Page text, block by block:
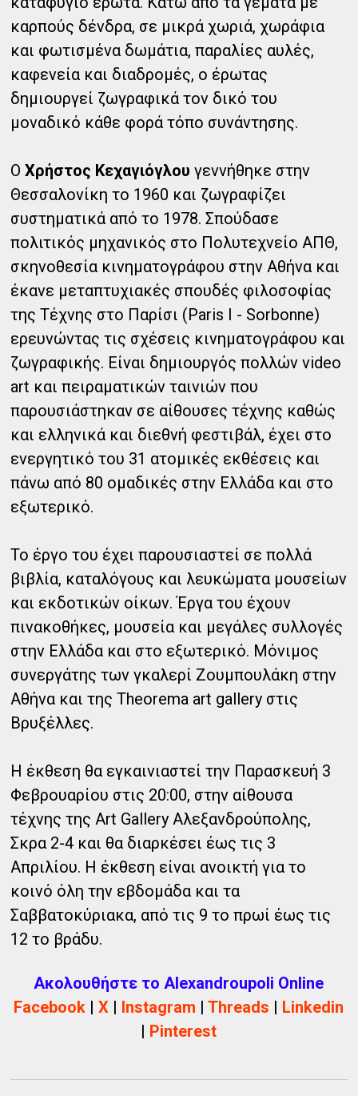
καρπούς δένδρα, σε μικρά χωριά, χωράφια
και φωτισμένα δωμάτια, παραλίες αυλές,
καφενεία και διαδρομές, ο έρωτας
δημιουργεί ζωγραφικά τον δικό του
μοναδικό κάθε φορά τόπο συνάντησης.
ΟΧρήστος Κεχαγιόγλου γεννήθηκε στην
Θεσσαλονίκη το 1960 και ζωγραφίζει
συστηματικά από το 1978. Σπούδασε
πολιτικός μηχανικός στο Πολυτεχνείο ΑΠΘ,
σκηνοθεσία κινηματογράφου στην Αθήνα και
έκανε μεταπτυχιακές σπουδές φιλοσοφίας
της Τέχνης στο Παρίσι (Paris I - Sorbonne)
ερευνώντας τις σχέσεις κινηματογράφου και
ζωγραφικής. Είναι δημιουργός πολλών video
art και πειραματικών ταινιών που
παρουσιάστηκαν σε αίθουσες τέχνης καθώς
και ελληνικά και διεθνή φεστιβάλ, έχει στο
ενεργητικό του 31 ατομικές εκθέσεις και
πάνω από 80 ομαδικές στην Ελλάδα και στο
εξωτερικό.
Το έργο του έχει παρουσιαστεί σε πολλά
βιβλία, καταλόγους και λευκώματα μουσείων
και εκδοτικών οίκων. Έργα του έχουν
πινακοθήκες, μουσεία και μεγάλες συλλογές
στην Ελλάδα και στο εξωτερικό. Μόνιμος
συνεργάτης των γκαλερί Ζουμπουλάκη στην
Αθήνα και της Theorema art gallery στις
Βρυξέλλες.
Η έκθεση θα εγκαινιαστεί την Παρασκευή 3
Φεβρουαρίου στις 20:00, στην αίθουσα
τέχνης της Art Gallery Αλεξανδρούπολης,
Σκρα 2-4 και θα διαρκέσει έως τις 3
Απριλίου. Η έκθεση είναι ανοικτή για το
κοινό όλη την εβδομάδα και τα
Σαββατοκύριακα, από τις 9 το πρωί έως τις
12 το βράδυ.
Ακολουθήστε το Alexandroupoli Online
Facebook |X | Instagram |Threads | Linkedin
| Pinterest